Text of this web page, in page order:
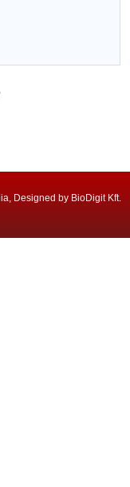
Designed by BioDigit Kft.